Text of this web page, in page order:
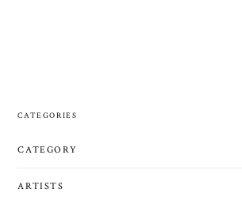
CATEGORIES
CATEGORY
ARTISTS